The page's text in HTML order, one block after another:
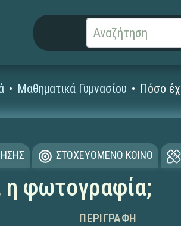
Μαθηματικά Γυμνασίου Πόσο
ΣΤΟΧΕΥΟΜΕΝΟ ΚΟΙΝΟ
η φωτογραφία;
ΠΕΡΙΓΡΑΦΉ